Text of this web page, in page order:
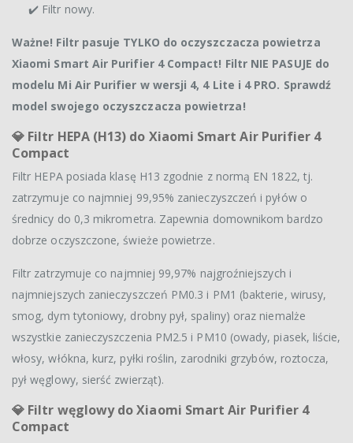
✔️ Filtr nowy.
Ważne! Filtr pasuje TYLKO do oczyszczacza powietrza
Xiaomi Smart Air Purifier 4 Compact! Filtr NIE PASUJE do
modelu Mi Air Purifier w wersji 4, 4 Lite i 4 PRO. Sprawdź
model swojego oczyszczacza powietrza!
💎 Filtr HEPA (H13) do Xiaomi Smart Air Purifier 4
Compact
Filtr HEPA posiada klasę H13 zgodnie z normą EN 1822, tj.
zatrzymuje co najmniej 99,95% zanieczyszczeń i pyłów o
średnicy do 0,3 mikrometra. Zapewnia domownikom bardzo
dobrze oczyszczone, świeże powietrze.
Filtr zatrzymuje co najmniej 99,97% najgroźniejszych i
najmniejszych zanieczyszczeń PM0.3 i PM1 (bakterie, wirusy,
smog, dym tytoniowy, drobny pył, spaliny) oraz niemalże
wszystkie zanieczyszczenia PM2.5 i PM10 (owady, piasek, liście,
włosy, włókna, kurz, pyłki roślin, zarodniki grzybów, roztocza,
pył węglowy, sierść zwierząt).
💎 Filtr węglowy do Xiaomi Smart Air Purifier 4
Compact